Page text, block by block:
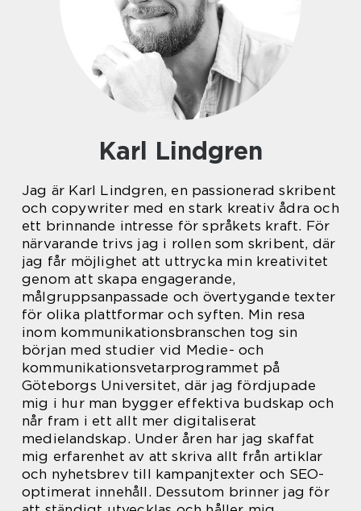
Karl Lindgren
Jag är Karl Lindgren, en passionerad skribent
och copywriter med en stark kreativ ådra och
ett brinnande intresse för språkets kraft. För
närvarande trivs jag i rollen som skribent, där
jag får möjlighet att uttrycka min kreativitet
genom att skapa engagerande,
målgruppsanpassade och övertygande texter
för olika plattformar och syften. Min resa
inom kommunikationsbranschen tog sin
början med studier vid Medie- och
kommunikationsvetarprogrammet på
Göteborgs Universitet, där jag fördjupade
mig i hur man bygger effektiva budskap och
når fram i ett allt mer digitaliserat
medielandskap. Under åren har jag skaffat
mig erfarenhet av att skriva allt från artiklar
och nyhetsbrev till kampanjtexter och SEO-
optimerat innehåll. Dessutom brinner jag för